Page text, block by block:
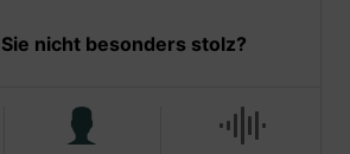
nicht besonders stolz?